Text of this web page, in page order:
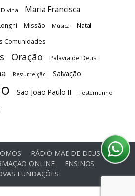
Maria Francisca
Missão Música Natal
Comunidades
Oração Palavra de Deus
Ressurreição Salvação
São João Paulo II Testemunho
RÁDIO MÃE DE DEUS
ONLINE
ENSINOS
FUNDAÇÕES